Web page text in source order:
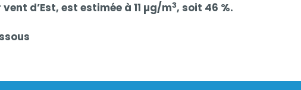
d’Est, est estimée à 11 µg/m3, soit 46 %.